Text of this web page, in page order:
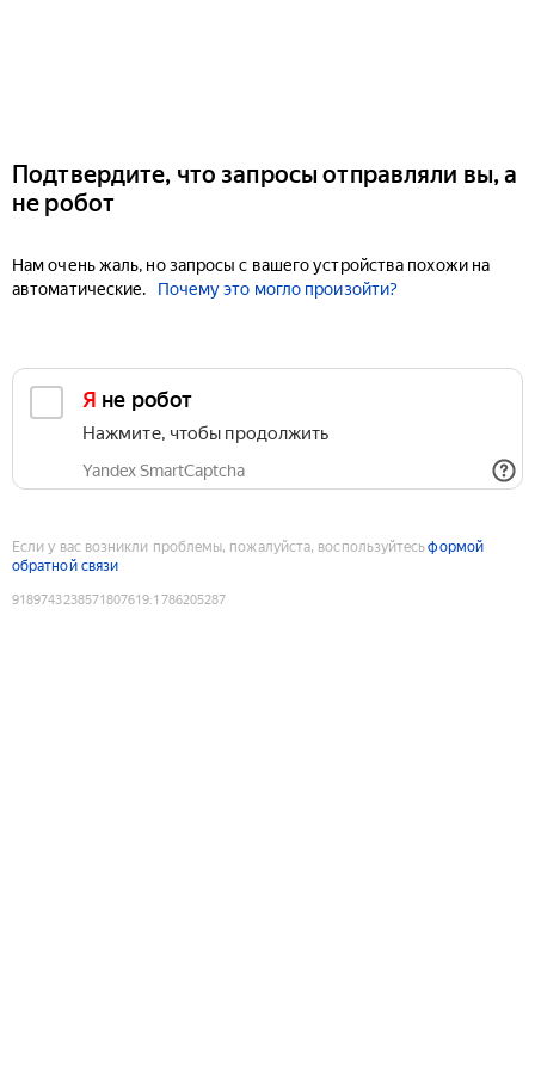
Подтвердите, что запросы отправляли вы, а
не робот
Нам очень жаль, но запросы с вашего устройства похожи на
автоматические.
Почему это могло произойти?
Я не робот
Нажмите, чтобы продолжить
Yandex SmartCaptcha
Если у вас возникли проблемы, пожалуйста, воспользуйтесьформой
обратной связи
9189743238571807619:1786205287